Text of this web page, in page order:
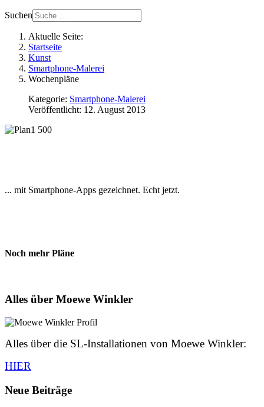
Suchen
Aktuelle Seite:
Startseite
Kunst
Smartphone-Malerei
Wochenpläne
Kategorie: Smartphone-Malerei
Veröffentlicht: 12. August 2013
... mit Smartphone-Apps gezeichnet. Echt jetzt.
Noch mehr Pläne
Alles über Moewe Winkler
Alles über die SL-Installationen von Moewe Winkler:
HIER
Neue Beiträge